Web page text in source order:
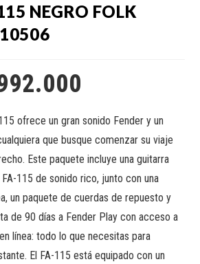
NEGRO FOLK
ofrece un gran sonido Fender y un
que busque comenzar su viaje
Este paquete incluye una guitarra
115 de sonido rico, junto con una
un paquete de cuerdas de repuesto y
de 90 días a Fender Play con acceso a
línea: todo lo que necesitas para
El FA-115 está equipado con un